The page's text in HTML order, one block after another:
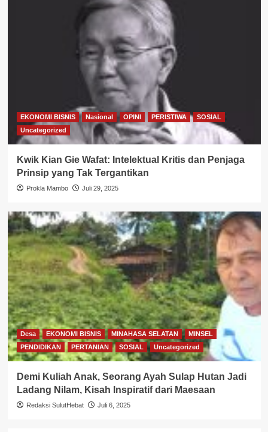
EKONOMI BISNIS Nasional OPINI PERISTIWA
SOSIAL
Uncategorized
Kwik Kian Gie Wafat: Intelektual Kritis dan Penjaga
Prinsip yang Tak Tergantikan
Prokla Mambo Juli 29, 2025
Desa EKONOMI BISNIS MINAHASA SELATAN
MINSEL
PENDIDIKAN
PERTANIAN SOSIAL Uncategorized
Demi Kuliah Anak, Seorang Ayah Sulap Hutan Jadi
Ladang Nilam, Kisah Inspiratif dari Maesaan
Redaksi SulutHebat Juli 6, 2025